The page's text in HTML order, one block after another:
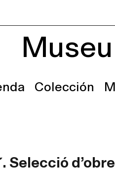
Colección
Selecció